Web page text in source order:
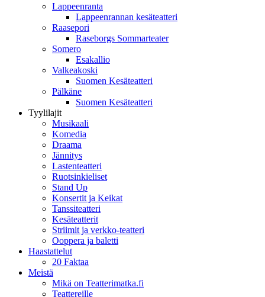
Lappeenranta
Lappeenrannan kesäteatteri
Raasepori
Raseborgs Sommarteater
Somero
Esakallio
Valkeakoski
Suomen Kesäteatteri
Pälkäne
Suomen Kesäteatteri
Tyylilajit
Musikaali
Komedia
Draama
Jännitys
Lastenteatteri
Ruotsinkieliset
Stand Up
Konsertit ja Keikat
Tanssiteatteri
Kesäteatterit
Striimit ja verkko-teatteri
Ooppera ja baletti
Haastattelut
20 Faktaa
Meistä
Mikä on Teatterimatka.fi
Teattereille